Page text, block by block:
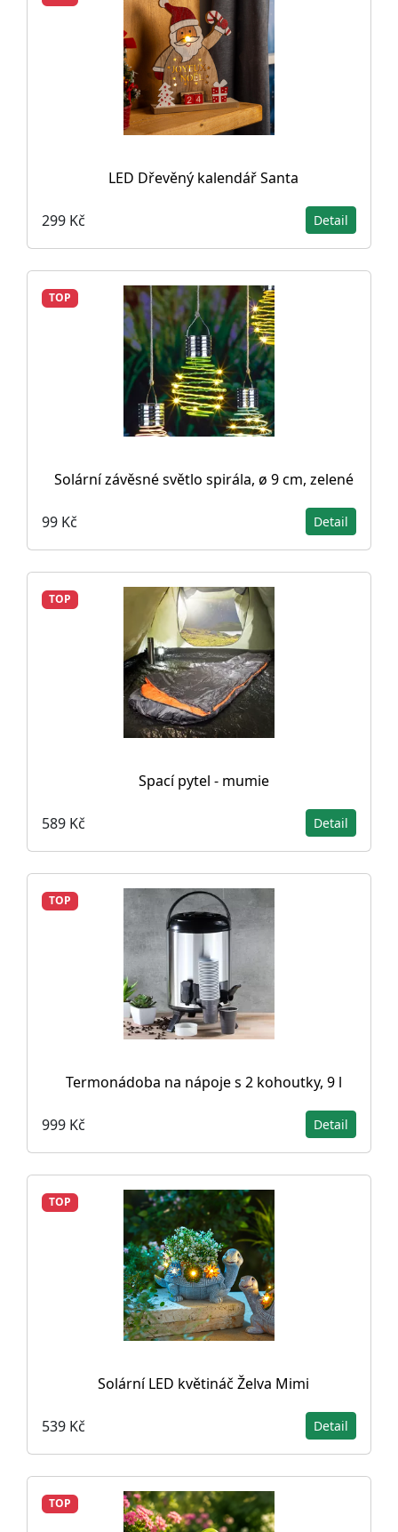
LED Dřevěný kalendář Santa
299 Kč Detail
TOP
Solární závěsné světlo spirála, ø 9 cm, zelené
99 Kč Detail
TOP
Spací pytel - mumie
589 Kč Detail
TOP
Termonádoba na nápoje s 2 kohoutky, 9 l
999 Kč Detail
TOP
Solární LED květináč Želva Mimi
539 Kč Detail
TOP